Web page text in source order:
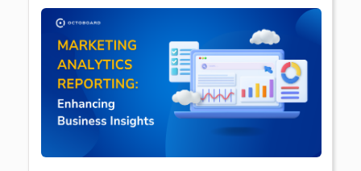
E-Commerce Analytics | 24-09-2024